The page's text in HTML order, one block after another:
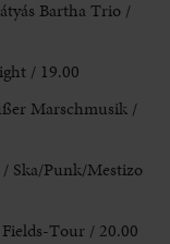
Bartha Trio /
/ 19.00
Marschmusik /
Ska/Punk/Mestizo
Tour / 20.00